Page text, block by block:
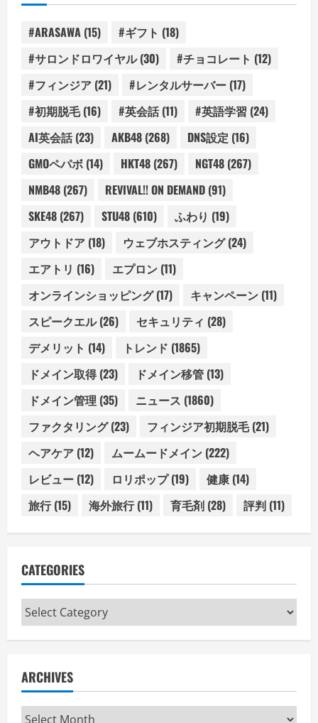
#ARASAWA (15) #ギフト (18)
#サロンドロワイヤル(30) #チョコレート (12)
#フィンジア (21) #レンタルサーバー (17)
#初期脱毛(16) #英会話(11) #英語学習 (24)
AI英会話(23) AKB48 (268) DNS設定 (16)
GMOペパボ (14) HKT48 (267) NGT48 (267)
NMB48 (267) REVIVAL!! ON DEMAND (91)
SKE48 (267) STU48 (610) ふわり (19)
アウトドア (18) ウェブホスティング(24)
エアトリ (16) エプロン (11)
オンラインショッピング(17) キャンペーン (11)
スピークエル(26) セキュリティ (28)
デメリット (14) トレンド (1865)
ドメイン取得(23) ドメイン移管 (13)
ドメイン管理 (35) ニュース (1860)
ファクタリング(23) フィンジア初期脱毛(21)
ヘアケア (12) ムームードメイン (222)
レビュー (12) ロリポップ(19) 健康 (14)
旅行(15) 海外旅行(11) 育毛剤 (28) 評判 (11)
CATEGORIES
Categories
ARCHIVES
Archives